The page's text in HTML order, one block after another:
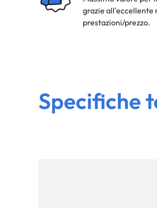
grazie all'eccellente
prestazioni/prezzo.
Specifiche